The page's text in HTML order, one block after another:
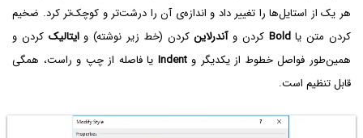
هر یک از استایل‌ها را تغییر داد و اندازه‌ی آن را درشت‌تر و کوچک‌تر کرد. ضخیم
کردن متن یاBold کردن وآندرلاینکردن (خط زیر نوشته) وایتالیک کردن و
همین‌طور فواصل خطوط از یکدیگر وIndent یا فاصله از چپ و راست، همگی
قابل تنظیم است.